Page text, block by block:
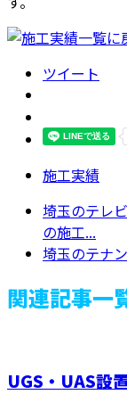
ツイート
施工実績
埼玉のテレ
の施工...
埼玉のテナ
関連記事一
UGS・UAS設